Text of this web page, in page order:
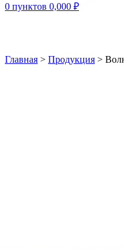
0 пунктов 0,000 ₽
Главная > Продукция >